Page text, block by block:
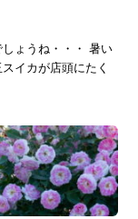
ょうね・・・ 暑い
イカが店頭にたく